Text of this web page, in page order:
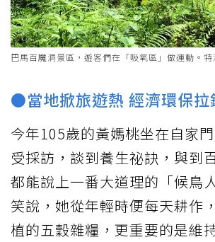
巴馬百魔洞景區，遊客們在「吸氧區」做運動。
●當地掀旅遊熱 經濟環保拉
今年105歲的黃媽桃坐在自家
受採訪，談到養生祕訣，與到
都能說上一番大道理的「候鳥
笑說，她從年輕時便每天耕作
植的五穀雜糧，更重要的是維